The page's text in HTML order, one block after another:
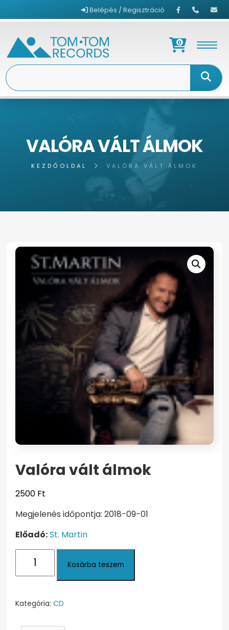
Belépés / Regisztráció
0
VALÓRA VÁLT ÁLMOK
KEZDŐOLDAL VALÓRA VÁLT ÁLMOK
Valóra vált álmok
2500 Ft
Megjelenés időpontja: 2018-09-01
Előadó:St. Martin
álmok
Kosárba teszem
Kategória:CD